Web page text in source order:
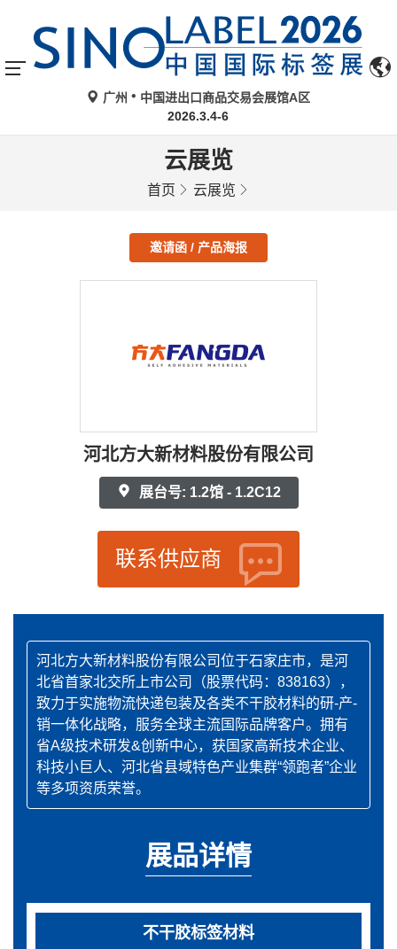
广州
中国进出口商品交易会展馆A区
2026.3.4-6
云展览
首页 云展览
邀请函 / 产品海报
河北方大新材料股份有限公司
展台号: 1.2馆 - 1.2C12
联系供应商
河北方大新材料股份有限公司位于石家庄市，是河
北省首家北交所上市公司（股票代码：838163），
致力于实施物流快递包装及各类不干胶材料的研-产-
销一体化战略，服务全球主流国际品牌客户。拥有
省A级技术研发&创新中心，获国家高新技术企业、
科技小巨人、河北省县域特色产业集群“领跑者”企业
等多项资质荣誉。
展品详情
不干胶标签材料